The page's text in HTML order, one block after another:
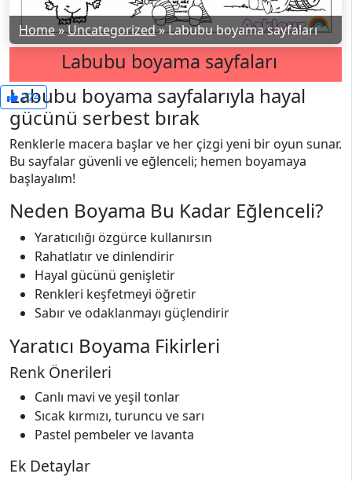
Home»Uncategorized»Labubu boyama sayfaları
Labubu boyama sayfaları
274
Labubu boyama sayfalarıyla hayal
gücünü serbest bırak
Renklerle macera başlar ve her çizgi yeni bir oyun sunar.
Bu sayfalar güvenli ve eğlenceli; hemen boyamaya
başlayalım!
Neden Boyama Bu Kadar Eğlenceli?
Yaratıcılığı özgürce kullanırsın
Rahatlatır ve dinlendirir
Hayal gücünü genişletir
Renkleri keşfetmeyi öğretir
Sabır ve odaklanmayı güçlendirir
Yaratıcı Boyama Fikirleri
Renk Önerileri
Canlı mavi ve yeşil tonlar
Sıcak kırmızı, turuncu ve sarı
Pastel pembeler ve lavanta
Ek Detaylar